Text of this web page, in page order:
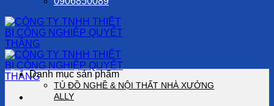
Danh mục sản phẩm
TỦ ĐỒ NGHỀ & NỘI THẤT NHÀ XƯỞNG
ALLY